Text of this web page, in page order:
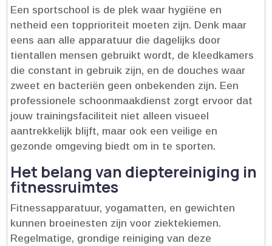
Een sportschool is de plek waar hygiëne en
netheid een topprioriteit moeten zijn.​ Denk maar
eens aan alle apparatuur die dagelijks door
tientallen mensen gebruikt wordt, de kleedkamers
die constant in gebruik zijn, en de douches waar
zweet en bacteriën geen onbekenden zijn.​ Een
professionele schoonmaakdienst zorgt ervoor dat
jouw trainingsfaciliteit niet alleen visueel
aantrekkelijk blijft, maar ook een veilige en
gezonde omgeving biedt om in te sporten.​
Het belang van dieptereiniging in
fitnessruimtes
Fitnessapparatuur, yogamatten, en gewichten
kunnen broeinesten zijn voor ziektekiemen.​
Regelmatige, grondige reiniging van deze